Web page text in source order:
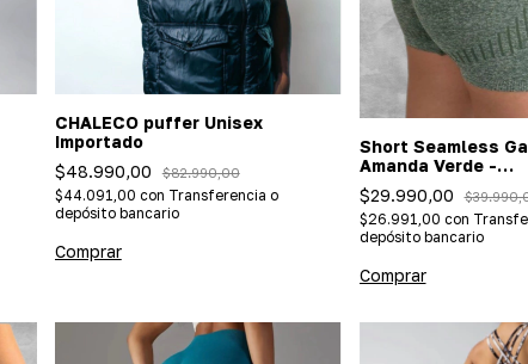
CHALECO puffer Unisex
Importado
$48.990,00
$82.990,00
$44.091,00 con Transferencia o
depósito bancario
Comprar
Short Seamless
Amanda Verde -
(Importado/efecto
$29.990,00
$26.991,00 con
depósito bancario
Comprar